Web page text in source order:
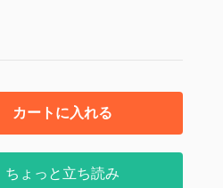
カートに入れる
ちょっと立ち読み